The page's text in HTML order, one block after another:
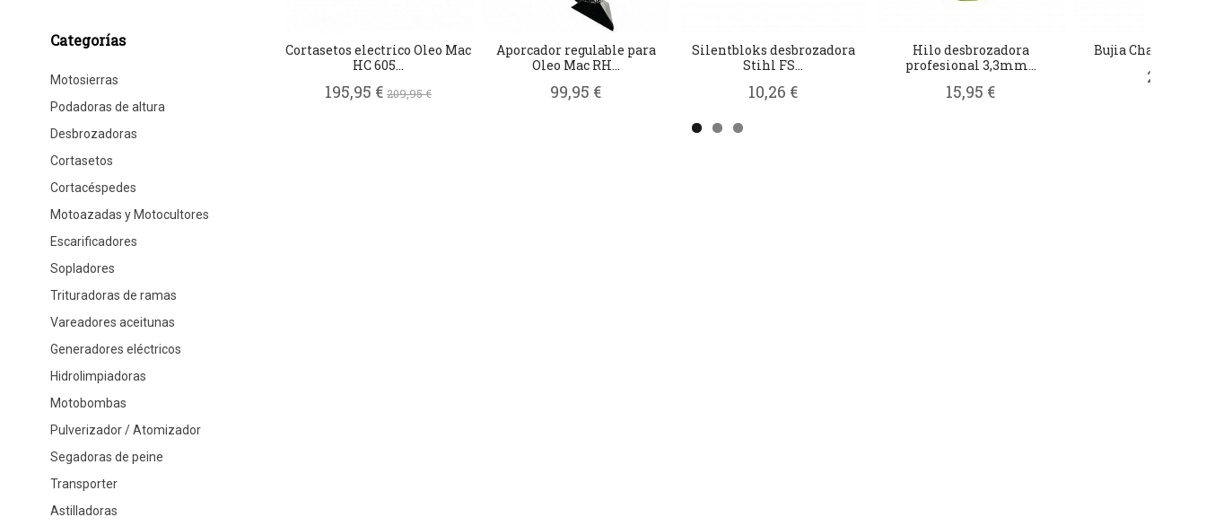
Categorías
Motosierras
Podadoras de altura
Desbrozadoras
Cortasetos
Cortacéspedes
Motoazadas y Motocultores
Escarificadores
Sopladores
Trituradoras de ramas
Vareadores aceitunas
Generadores eléctricos
Hidrolimpiadoras
Motobombas
Pulverizador / Atomizador
Segadoras de peine
Transporter
Astilladoras
Cortasetos electrico Oleo Mac
HC 605...
195,95 €209,95 €
Aporcador regulable para
Oleo Mac RH...
99,95 €
Silentbloks desbrozadora
Stihl FS...
10,26 €
Hilo desbrozadora
profesional 3,3mm...
15,95 €
Bujia Champion
2,90 €